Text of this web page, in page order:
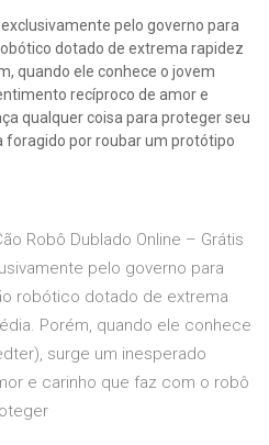
pelo governo para
dotado de extrema rapidez
quando ele conhece o jovem
recíproco de amor e
qualquer coisa para proteger seu
foragido por roubar um protótipo
Robô Dublado Online – Grátis
pelo governo para
robótico dotado de extrema
Porém, quando ele conhece
surge um inesperado
e carinho que faz com o robô